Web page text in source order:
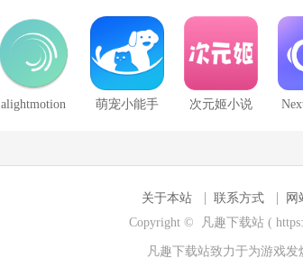
alightmotion 萌宠小能手 次元姬小说
关于本站 联系方式 网
Copyright © 凡趣下载站 (
凡趣下载站致力于为游戏